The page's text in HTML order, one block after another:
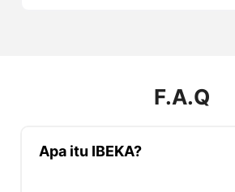
F.A.Q
Apa itu IBEKA?